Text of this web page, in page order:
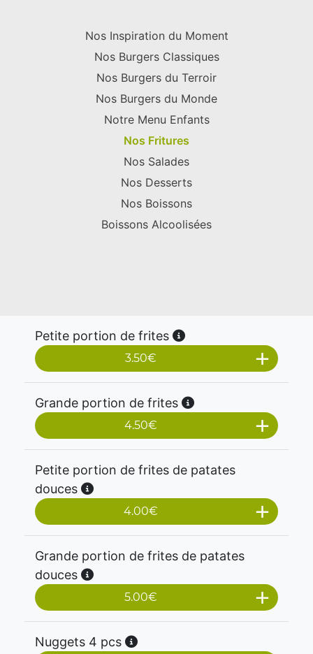
Nos Inspiration du Moment
Nos Burgers Classiques
Nos Burgers du Terroir
Nos Burgers du Monde
Notre Menu Enfants
Nos Fritures
Nos Salades
Nos Desserts
Nos Boissons
Boissons Alcoolisées
Petite portion de frites
3.50€
Grande portion de frites
4.50€
Petite portion de frites de patates
douces
4.00€
Grande portion de frites de patates
douces
5.00€
Nuggets 4 pcs